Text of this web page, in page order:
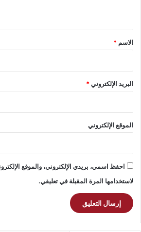
*
الاسم *
البريد الإلكتروني*
الموقع الإلكتروني
احفظ اسمي، بريدي الإلكتروني، والموقع
لاستخدامها المرة المقبلة في تعليقي.